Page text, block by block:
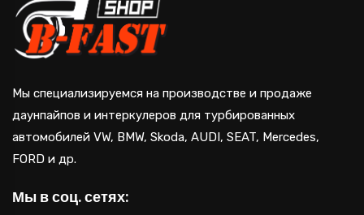
Мы специализируемся на производстве и продаже
даунпайпов и интеркулеров для турбированных
автомобилей VW, BMW, Skoda, AUDI, SEAT, Mercedes,
FORD и др.
Мы в соц. сетях: